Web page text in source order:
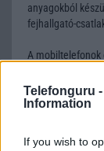
Telefonguru -
Information
If you wish to
anyagokból
fejhallgató-
A mobiltelefonok
kialakítás
szempontok